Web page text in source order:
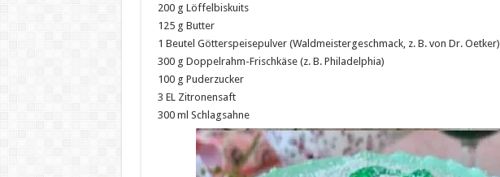
200 g Löffelbiskuits
125 g Butter
1 Beutel Götterspeisepulver (Waldmeistergeschmack, z. B. von Dr. Oetker)
300 g Doppelrahm-Frischkäse (z. B. Philadelphia)
100 g Puderzucker
3 EL Zitronensaft
300 ml Schlagsahne